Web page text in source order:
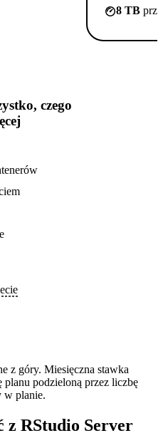
8 TB
czego
z góry. Miesięczna stawka
planu podzieloną przez liczbę
w planie.
z RStudio Server